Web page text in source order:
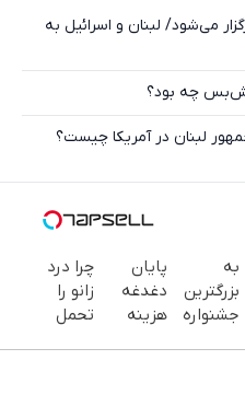
می‌شود/ لبنان و اسرائیل به
آتش‌بس چه بود؟
لبنان در آمریکا چیست؟
به
بزرگترین
جشنواره
پایان
دغدغه
هزینه
چرا درد
زانو را
تحمل